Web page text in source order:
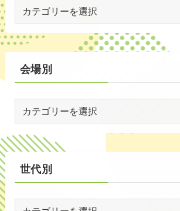
(54)
(59)
(1)
(35)
ン
ト
別
会場別
別
世代別